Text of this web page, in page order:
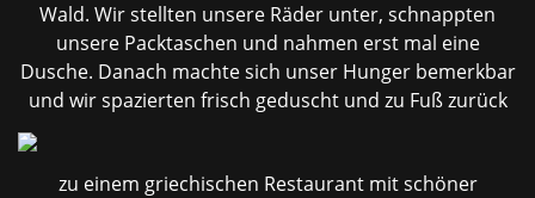
Wald. Wir stellten unsere Räder unter, schnappten
unsere Packtaschen und nahmen erst mal eine
Dusche. Danach machte sich unser Hunger bemerkbar
und wir spazierten frisch geduscht und zu Fuß zurück
zu einem griechischen Restaurant mit schöner